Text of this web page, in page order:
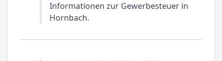
Informationen zur Gewerbesteuer in
Hornbach.